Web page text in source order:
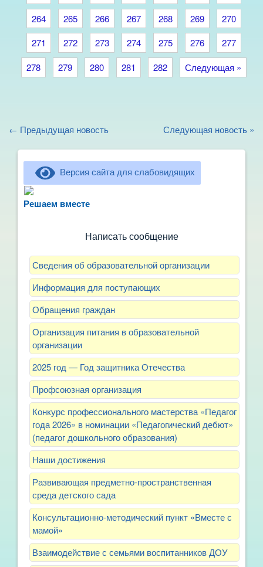
264 265 266 267 268 269
270
271
272 273 274 275 276
277
278
279 280 281 282 Следующая »
← Предыдущая новость Следующая новость »
Версия сайта для слабовидящих
Решаем вместерассказать о воспитателях? Знаете, как
Написать сообщение
Сведения об образовательной организации
Информация для поступающих
Обращения граждан
Организация питания в образовательной
организации
2025 год — Год защитника Отечества
Профсоюзная организация
Конкурс профессионального мастерства «Педагог
года 2026» в номинации «Педагогический дебют»
(педагог дошкольного образования)
Наши достижения
Развивающая предметно-пространственная
среда детского сада
Консультационно-методический пункт «Вместе с
мамой»
Взаимодействие с семьями воспитанников ДОУ